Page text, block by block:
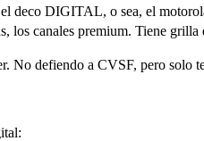
deco DIGITAL, o sea, el
los canales premium. Tiene grilla
No defiendo a CVSF, pero solo